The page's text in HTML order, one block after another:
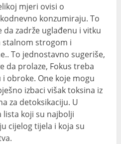
mjeri ovisi o
konzumiraju. To
da zadrže uglađenu i vitku
strogom i
To jednostavno sugeriše,
da prolaze, Fokus treba
obroke. One koje mogu
izbaci višak toksina iz
za detoksikaciju. U
lista koji su najbolji
cijelog tijela i koja su